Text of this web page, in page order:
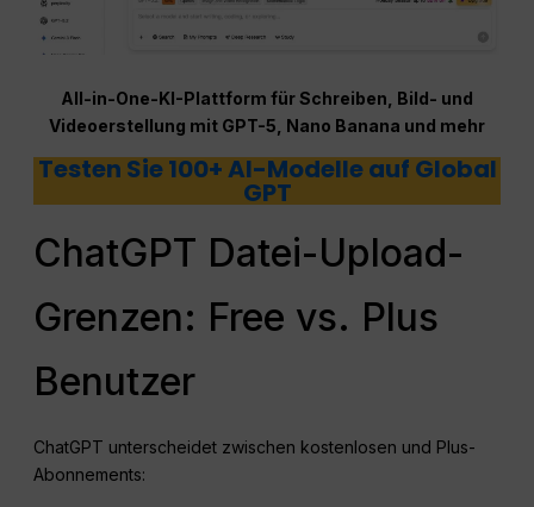
All-in-One-KI-Plattform für Schreiben, Bild- und
Videoerstellung mit GPT-5, Nano Banana und mehr
Testen Sie 100+ AI-Modelle auf Global
GPT
ChatGPT Datei-Upload-
Grenzen: Free vs. Plus
Benutzer
ChatGPT unterscheidet zwischen kostenlosen und Plus-
Abonnements: